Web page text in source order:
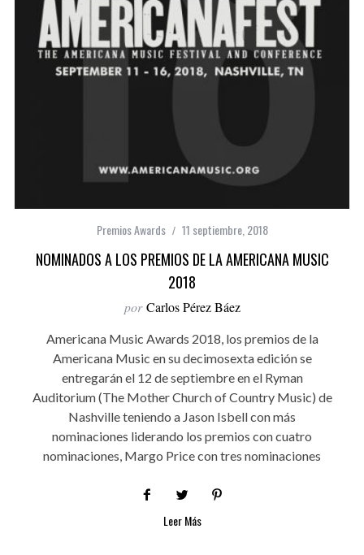
Premios Awards 11 septiembre, 2018
NOMINADOS A LOS PREMIOS DE LA AMERICANA MUSIC
2018
por Carlos Pérez Báez
Americana Music Awards 2018, los premios de la
Americana Music en su decimosexta edición se
entregarán el 12 de septiembre en el Ryman
Auditorium (The Mother Church of Country Music) de
Nashville teniendo a Jason Isbell con más
nominaciones liderando los premios con cuatro
nominaciones, Margo Price con tres nominaciones
Leer Más